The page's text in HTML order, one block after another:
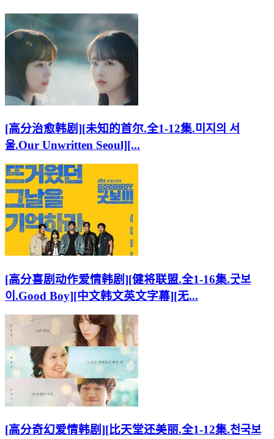
[高分治愈韩剧][未知的首尔.全1-12集.미지의 서
울.Our Unwritten Seoul][...
[高分喜剧动作爱情韩剧][健将联盟.全1-16集.굿보
이.Good Boy][中文韩文英文字幕][无...
[高分奇幻爱情韩剧][比天堂还美丽.全1-12集.천국보